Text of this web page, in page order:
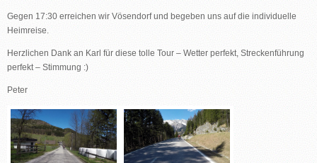
Gegen 17:30 erreichen wir Vösendorf und begeben uns auf die individuelle
Heimreise.
Herzlichen Dank an Karl für diese tolle Tour – Wetter perfekt, Streckenführung
perfekt – Stimmung :)
Peter